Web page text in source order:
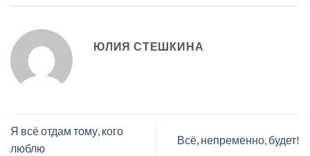
ЮЛИЯ СТЕШКИНА
Я всё отдам тому, кого
люблю
Всё, непременно, будет!